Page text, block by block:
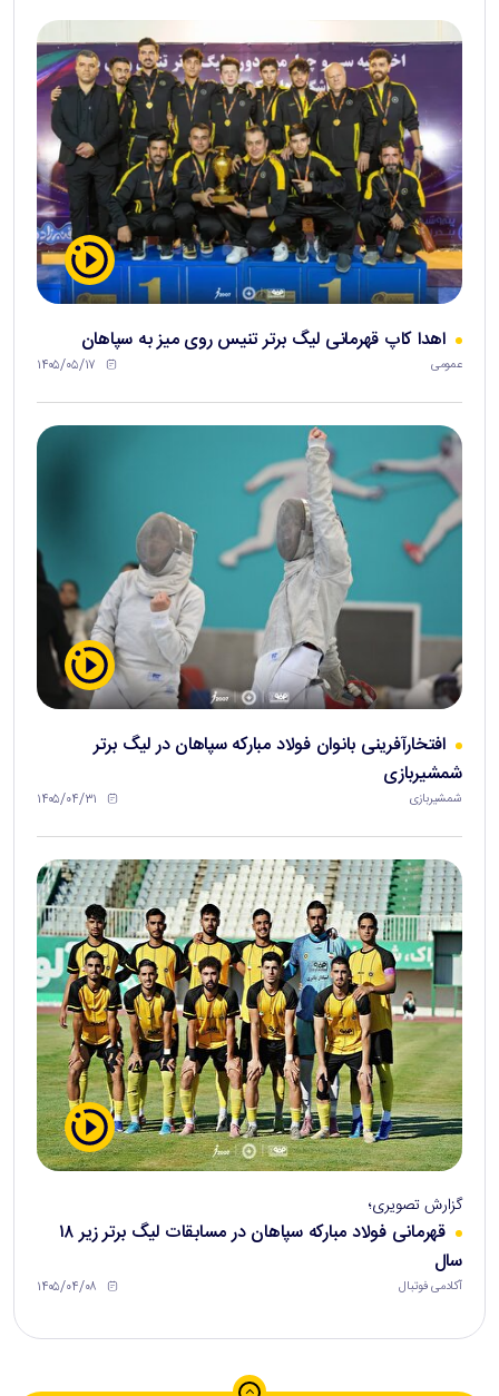
اهدا کاپ قهرمانی لیگ برتر تنیس روی میز به سپاهان
عمومی ۱۴۰۵/۰۵/۱۷
افتخارآفرینی بانوان فولاد مبارکه سپاهان در لیگ برتر
شمشیربازی
شمشیربازی ۱۴۰۵/۰۴/۳۱
گزارش تصویری؛
قهرمانی فولاد مبارکه سپاهان در مسابقات لیگ برتر زیر ۱۸
سال
آکادمی فوتبال ۱۴۰۵/۰۴/۰۸